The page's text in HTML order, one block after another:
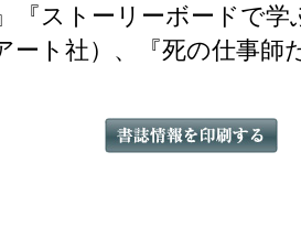
『ストーリーボードで学
ート社）、『死の仕事師